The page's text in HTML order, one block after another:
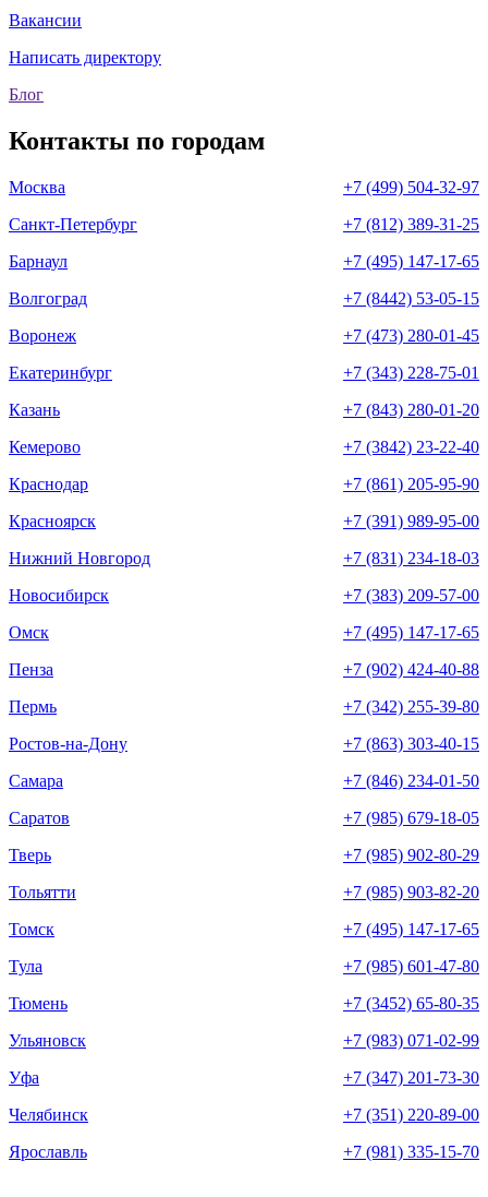
Вакансии
Написать директору
Блог
Контакты по городам
Москва
+7 (499) 504-32-97
Санкт-Петербург
+7 (812) 389-31-25
Барнаул
+7 (495) 147-17-65
Волгоград
+7 (8442) 53-05-15
Воронеж
+7 (473) 280-01-45
Екатеринбург
+7 (343) 228-75-01
Казань
+7 (843) 280-01-20
Кемерово
+7 (3842) 23-22-40
Краснодар
+7 (861) 205-95-90
Красноярск
+7 (391) 989-95-00
Нижний Новгород
+7 (831) 234-18-03
Новосибирск
+7 (383) 209-57-00
Омск
+7 (495) 147-17-65
Пенза
+7 (902) 424-40-88
Пермь
+7 (342) 255-39-80
Ростов-на-Дону
+7 (863) 303-40-15
Самара
+7 (846) 234-01-50
Саратов
+7 (985) 679-18-05
Тверь
+7 (985) 902-80-29
Тольятти
+7 (985) 903-82-20
Томск
+7 (495) 147-17-65
Тула
+7 (985) 601-47-80
Тюмень
+7 (3452) 65-80-35
Ульяновск
+7 (983) 071-02-99
Уфа
+7 (347) 201-73-30
Челябинск
+7 (351) 220-89-00
Ярославль
+7 (981) 335-15-70